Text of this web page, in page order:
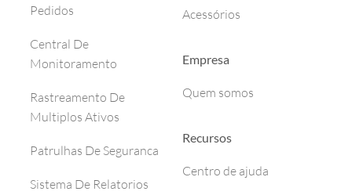
Pedidos
Central De
Monitoramento
Rastreamento De
Multiplos Ativos
Patrulhas De Seguranca
Sistema De Relatorios
Acessórios
Empresa
Quem somos
Recursos
Centro de ajuda